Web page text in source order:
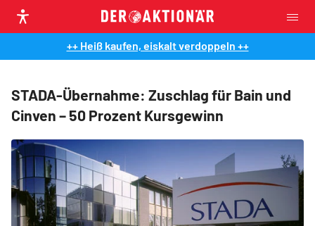
++ Heiß kaufen, eiskalt verdoppeln ++
STADA-Übernahme: Zuschlag für Bain und
Cinven – 50 Prozent Kursgewinn